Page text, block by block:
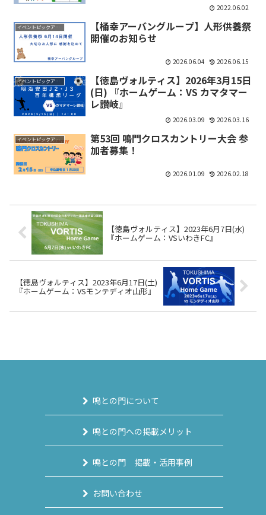
2022.06.02
イベントピックアップ
【桶幸アーバングループ】人形供養祭
開催のお知らせ
2026.06.04 2026.06.15
イベントピックアップ
【徳島ヴォルティス】2026年3月15日
(日) 『ホームゲーム：VS カマタマー
レ讃岐』
2026.03.09 2026.03.16
イベントピックアップ
第53回 鳴門クロスカントリー大会 参
加者募集！
2026.01.09 2026.02.18
【徳島ヴォルティス】2023年6月7日(水)
『ホームゲーム：VSいわきFC』
【徳島ヴォルティス】2023年6月17日(土)
『ホームゲーム：VSモンテディオ山形』
鳴との門について
鳴との門への掲載メリット
鳴との門 掲載・活用事例
お問い合わせ